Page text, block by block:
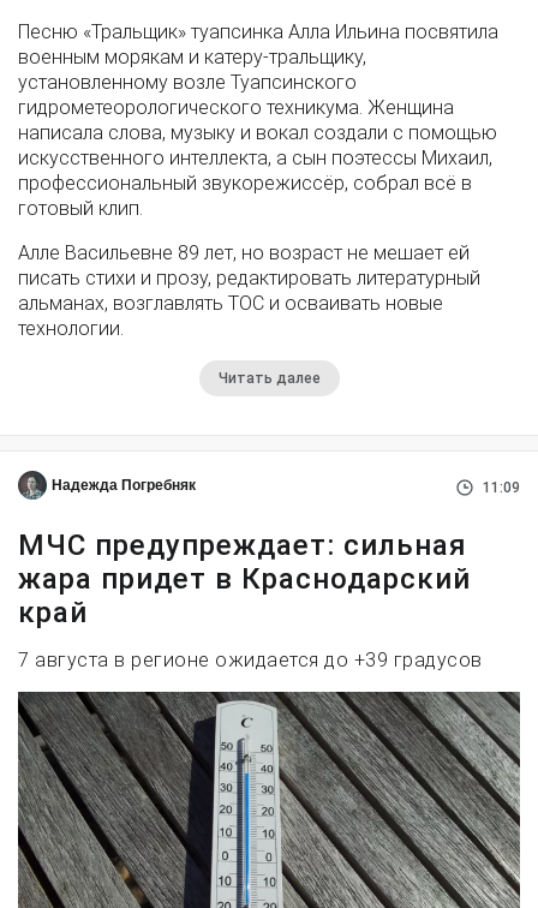
Песню «Тральщик» туапсинка Алла Ильина посвятила
военным морякам и катеру-тральщику,
установленному возле Туапсинского
гидрометеорологического техникума. Женщина
написала слова, музыку и вокал создали с помощью
искусственного интеллекта, а сын поэтессы Михаил,
профессиональный звукорежиссёр, собрал всё в
готовый клип.
Алле Васильевне 89 лет, но возраст не мешает ей
писать стихи и прозу, редактировать литературный
альманах, возглавлять ТОС и осваивать новые
технологии.
Читать далее
Надежда Погребняк 11:09
МЧС предупреждает: сильная
жара придет в Краснодарский
край
7 августа в регионе ожидается до +39 градусов